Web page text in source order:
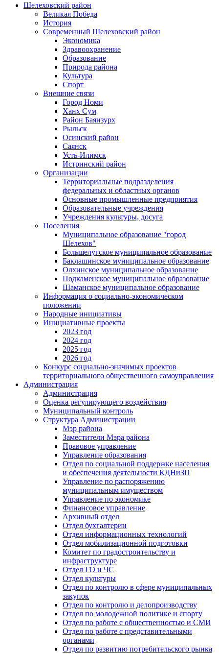
Шелеховский район
Великая Победа
История
Современный Шелеховский район
Экономика
Здравоохранение
Образование
Природа района
Культура
Спорт
Внешние связи
Город Номи
Ханх Сум
Район Баянзурх
Рыльск
Осинский район
Саянск
Усть-Илимск
Истринский район
Организации
Территориальные подразделения
федеральных и областных органов
Основные промышленные предприятия
Образовательные учреждения
Учреждения культуры, досуга
Поселения
Муниципальное образование "город
Шелехов"
Большелугское муниципальное образование
Баклашинское муниципальное образование
Олхинское муниципальное образование
Подкаменское муниципальное образование
Шаманское муниципальное образование
Информация о социально-экономическом
положении
Народные инициативы
Инициативные проекты
2023 год
2024 год
2025 год
2026 год
Конкурс социально-значимых проектов
территориального общественного самоуправления
Администрация
Администрация
Оценка регулирующего воздействия
Муниципальный контроль
Структура Администрации
Мэр района
Заместители Мэра района
Правовое управление
Управление образования
Отдел по социальной поддержке населения
и обеспечения деятельности КДНиЗП
Управление по распоряжению
муниципальным имуществом
Управление по экономике
Финансовое управление
Архивный отдел
Отдел бухгалтерии
Отдел информационных технологий
Отдел мобилизационной подготовки
Комитет по градостроительству и
инфраструктуре
Отдел ГО и ЧС
Отдел культуры
Отдел по контролю в сфере муниципальных
закупок
Отдел по контролю и делопроизводству
Отдел по молодежной политике и спорту
Отдел по работе с общественностью и СМИ
Отдел по работе с представительными
органами
Отдел по развитию потребительского рынка